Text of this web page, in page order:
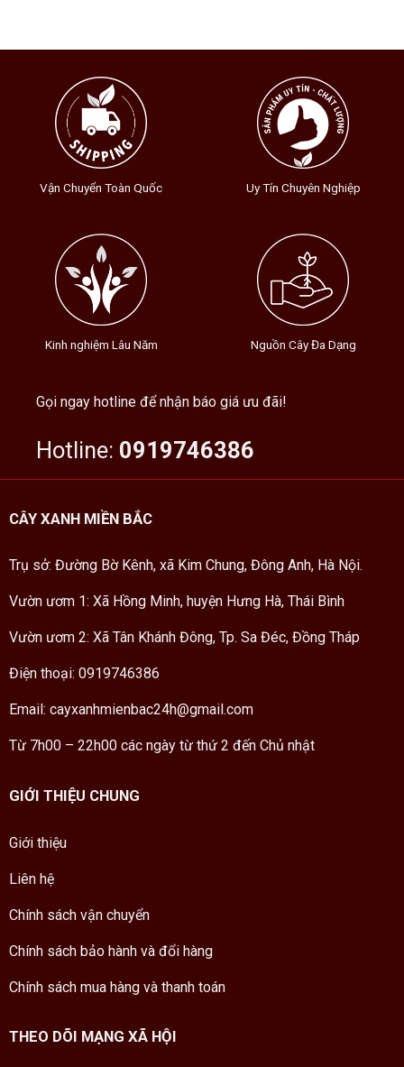
Vận Chuyển Toàn Quốc Uy Tín Chuyên Nghiệp
Kinh nghiệm Lâu Năm Nguồn Cây Đa Dạng
Gọi ngay hotline để nhận báo giá ưu đãi!
Hotline: 0919746386
CÂY XANH MIỀN BẮC
Trụ sở: Đường Bờ Kênh, xã Kim Chung, Đông Anh, Hà Nội.
Vườn ươm 1: Xã Hồng Minh, huyện Hưng Hà, Thái Bình
Vườn ươm 2: Xã Tân Khánh Đông, Tp. Sa Đéc, Đồng Tháp
Điện thoại: 0919746386
Email: cayxanhmienbac24h@gmail.com
Từ 7h00 – 22h00 các ngày từ thứ 2 đến Chủ nhật
GIỚI THIỆU CHUNG
Giới thiệu
Liên hệ
Chính sách vận chuyển
Chính sách bảo hành và đổi hàng
Chính sách mua hàng và thanh toán
THEO DÕI MẠNG XÃ HỘI